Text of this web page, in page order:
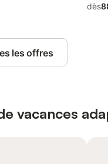
dès
les offres
vacances